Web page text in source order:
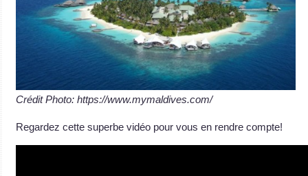
Crédit Photo: https://www.mymaldives.com/
Regardez cette superbe vidéo pour vous en rendre compte!